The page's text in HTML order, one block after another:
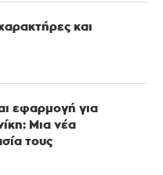
και
εφαρμογή για
Μια νέα
τους